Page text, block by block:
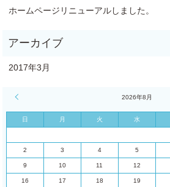
ホームページリニューアルしました。
2017年3月
2026年8月
日 月 火 水
2 3 4 5
9 10 11 12
16 17 18 19